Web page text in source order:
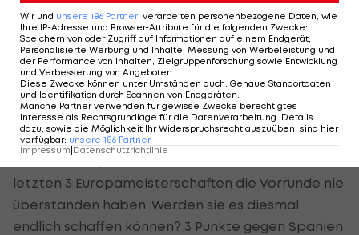
eine Größe verzichten müssen.Zlatan Ibrahimovic
wird verletzungsbedingt nicht am Turnier
teilnehmen können. Ob es auch ohne König Zlatan
geht? Dass es auch ohne Ibra gehen kann,
bewiesen die Kronen bei der WM 2018 in Russland.
Damals schied man erst im Viertelfinale gegen
England aus. Ein kleiner Wermutstropfen ist aber
letzten 3 Europameisterschaften die Vorrunde nie
überstanden haben. Werden sie es diesmal
endlich schaffen können? 3 Punkte gegen Spanien
Wir und unsere 186 Partner verarbeiten personenbezogene Daten, wie
Ihre IP-Adresse und Browser-Attribute für die folgenden Zwecke:
Speichern von oder Zugriff auf Informationen auf einem Endgerät;
Personalisierte Werbung und Inhalte, Messung von Werbeleistung und
der Performance von Inhalten, Zielgruppenforschung sowie Entwicklung
und Verbesserung von Angeboten.
Diese Zwecke können unter Umständen auch: Genaue Standortdaten
und Identifikation durch Scannen von Endgeräten.
Manche Partner verwenden für gewisse Zwecke berechtigtes
Interesse als Rechtsgrundlage für die Datenverarbeitung. Details
dazu, sowie die Möglichkeit Ihr Widerspruchsrecht auszuüben, sind hier
verfügbar: unsere 186 Partner
Impressum Datenschutzrichtlinie